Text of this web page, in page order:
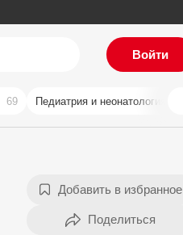
Войти
69 Педиатрия и неонатология
Добавить в избранное